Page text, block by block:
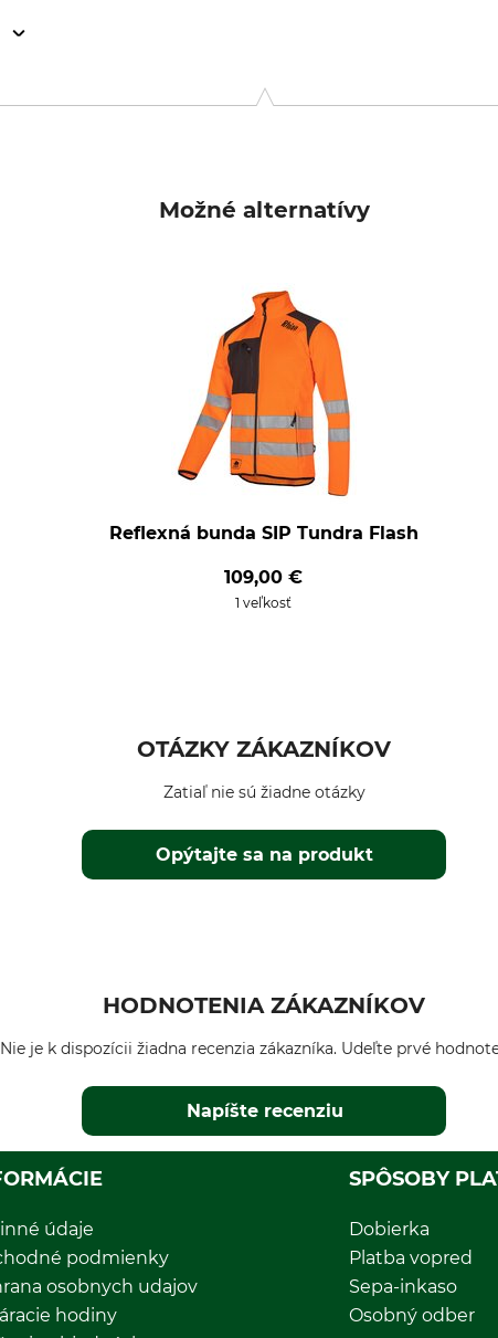
Možné alternatívy
Reflexná bunda SIP Tundra Flash
109,00 €
1 veľkosť
OTÁZKY ZÁKAZNÍKOV
Opýtajte sa na produkt
Zatiaľ nie sú žiadne otázky
HODNOTENIA ZÁKAZNÍKOV
Nie je k dispozícii žiadna recenzia zákazníka. Udeľte prvé
Napíšte recenziu
údaje
podmienky
osobnych udajov
hodiny
SPÔSOBY
Dobierka
Platba vopred
Sepa-inkaso
Osobný odber